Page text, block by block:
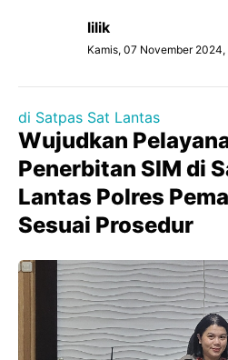
lilik
Kamis, 07 November 2024,
di Satpas Sat Lantas
Wujudkan
Penerbitan SIM di
Lantas Polres
Sesuai Prosedur